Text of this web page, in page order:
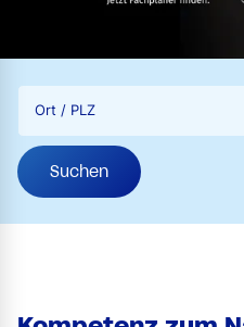
Ort / PLZ
Suchen